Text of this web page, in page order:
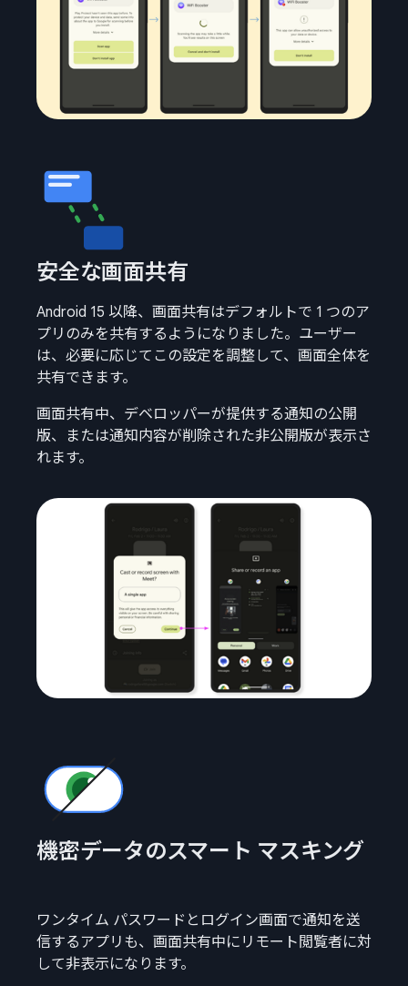
安全な画面共有
Android 15 以降、画面共有はデフォルトで 1 つのア
プリのみを共有するようになりました。ユーザー
は、必要に応じてこの設定を調整して、画面全体を
共有できます。
画面共有中、デベロッパーが提供する通知の公開
版、または通知内容が削除された非公開版が表示さ
れます。
機密データのスマート マスキング
ワンタイム パスワードとログイン画面で通知を送
信するアプリも、画面共有中にリモート閲覧者に対
して非表示になります。